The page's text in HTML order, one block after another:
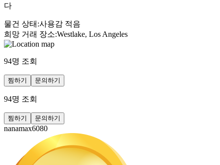
다
물건 상태 :사용감 적음
희망 거래 장소:Westlake, Los Angeles
94명 조회
찜하기 문의하기
94명 조회
찜하기 문의하기
nanamax6080